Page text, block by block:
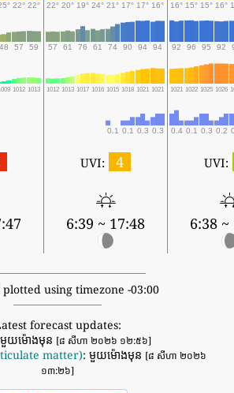
22° 22° 22° 20° 19° 24° 21° 17° 17° 16° 16° 15° 15° 16°
48 57 59 57 61 76 61 74 90 94 94 92 96 95 92
1012 1013 1012 1013 1017 1016 1015 1018 1021 1021 1021 1022 1025 1026
0.1 0.1 0.3 0.3 0.4 0.1 0.3 0.2
UVI: 4
6:39 ~ 17:48
UVI:
6:38 ~
plotted using timezone -03:00
forecast updates:
យម៉ោងមុន [៨ សីហា ២០២៦ ១២:៥៦]
matter): មួយម៉ោងមុន [៨ សីហា ២០២៦
១៣:២៦]